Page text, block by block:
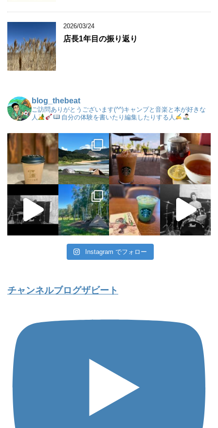
2026/03/24
店長1年目の振り返り
blog_thebeat
ご訪問ありがとうございます(^^)キャンプと音楽と本が好きな
人
自分の体験を書いたり編集したりする人
Instagram でフォロー
チャンネルブログザビート